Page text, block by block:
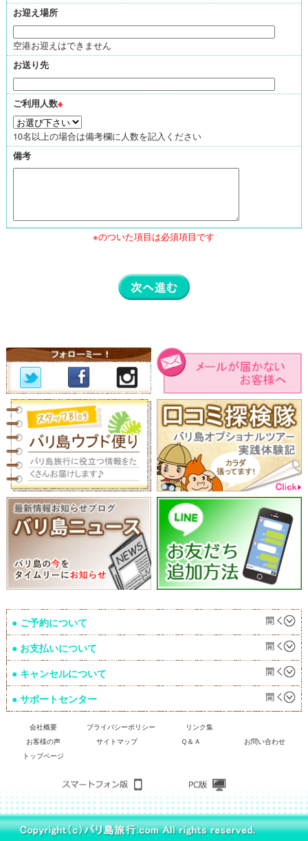
お迎え場所
空港お迎えはできません
お送り先
ご利用人数※
10名以上の場合は備考欄に人数を記入ください
備考
※のついた項目は必須項目です
ご予約について
お支払いについて
キャンセルについて
サポートセンター
会社概要 プライバシーポリシー
リンク集
お客様の声
サイトマップ Ｑ＆Ａ
お問い合わせ
トップページ